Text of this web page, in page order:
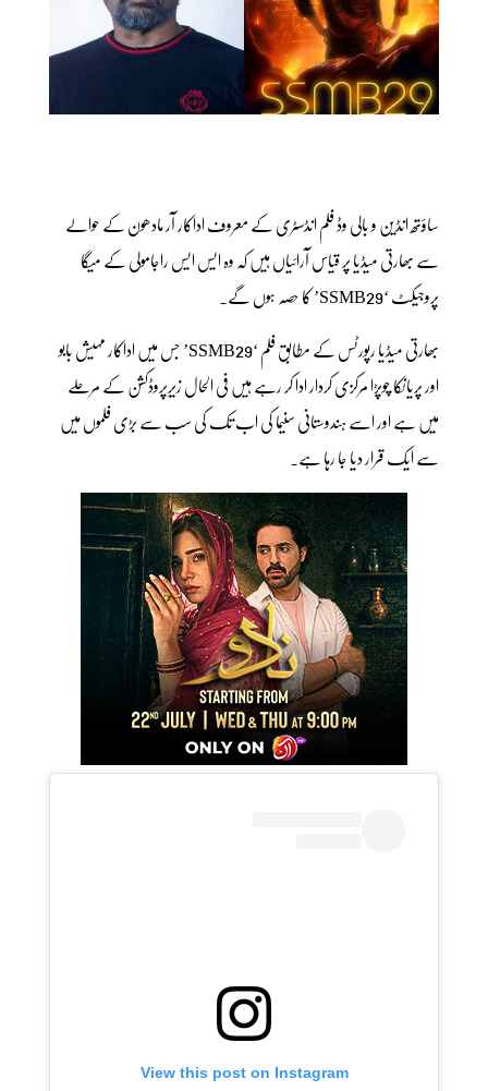
ساؤتھ انڈین و بالی وڈ فلم انڈسٹری کے معروف اداکار آر مادھون کے حوالے
سے بھارتی میڈیا پر قیاس آرائیاں ہیں کہ وہ ایس ایس راجامولی کے میگا
پروجیکٹ ‘SSMB29’ کا حصہ ہوں گے۔
بھارتی میڈیا رپورٹس کے مطابق فلم ‘SSMB29’ جس میں اداکار مہیش بابو
اور پریانکا چوپڑا مرکزی کردار ادا کر رہے ہیں فی الحال زیرِپروڈکشن کے مرحلے
میں ہے اور اسے ہندوستانی سنیما کی اب تک کی سب سے بڑی فلموں میں
سے ایک قرار دیا جا رہا ہے۔
View this post on Instagram